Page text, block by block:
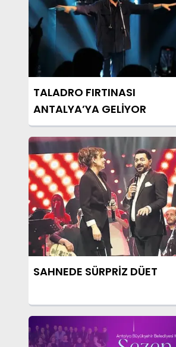
TALADRO FIRTINASI
ANTALYA’YA GELİYOR
SAHNEDE SÜRPRİZ DÜET